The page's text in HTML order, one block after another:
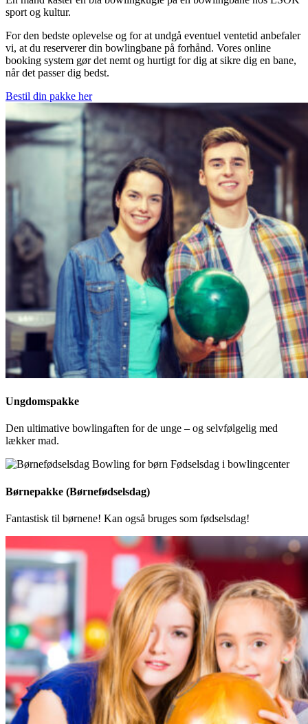
For den bedste oplevelse og for at undgå eventuel ventetid anbefaler
vi, at du reserverer din bowlingbane på forhånd. Vores online
booking system gør det nemt og hurtigt for dig at sikre dig en bane,
når det passer dig bedst.
Bestil din pakke her
Ungdomspakke
Den ultimative bowlingaften for de unge – og selvfølgelig med
lækker mad.
Børnepakke (Børnefødselsdag)
Fantastisk til børnene! Kan også bruges som fødselsdag!